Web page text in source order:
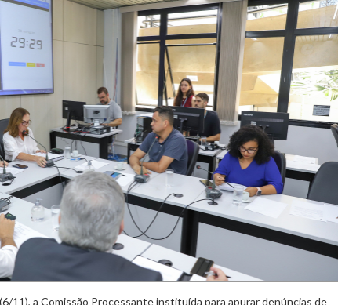
11), a Comissão Processante instituída para apurar denúncias de